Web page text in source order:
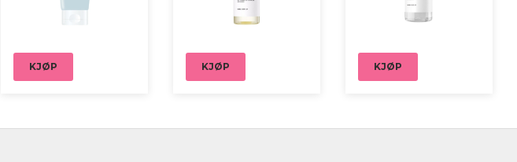
KJØP KJØP KJØP